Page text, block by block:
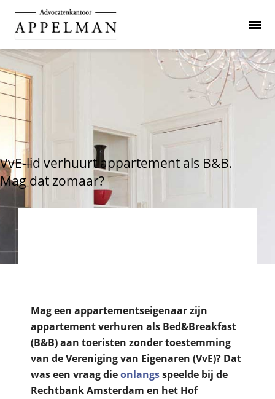
VvE-lid verhuurt appartement als B&B.
Mag dat zomaar?
Mag een appartementseigenaar zijn
appartement verhuren als Bed&Breakfast
(B&B) aan toeristen zonder toestemming
van de Vereniging van Eigenaren (VvE)? Dat
was een vraag dieonlangsspeelde bij de
Rechtbank Amsterdam en het Hof